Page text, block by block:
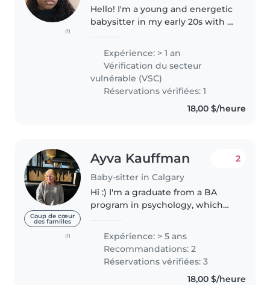
(1)
Hello! I'm a young and energetic
babysitter in my early 20s with 1
toddlers, preschoolers, and
gradeschoolers. I'm first aid
certified and comfortable..
Expérience: > 1 an
Vérification du secteur
vulnérable (VSC)
Réservations vérifiées: 1
18,00 $/heure
Coup de cœur
des familles
(1)
Ayva Kauffman
Baby-sitter in Calgary
2
Hi :) I'm a graduate from a BA
program in psychology, which
of every need. I have a lot of
experience working with
children...
Expérience: > 5 ans
Recommandations: 2
Réservations vérifiées: 3
18,00 $/heure